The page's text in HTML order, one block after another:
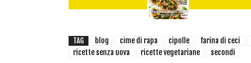
TAG blog cime di rapa cipolle farina di ceci
ricette senza uova
ricette vegetariane secondi